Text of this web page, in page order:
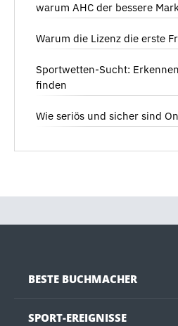
warum AHC der bessere
Warum die Lizenz die erste
Sportwetten-Sucht:
finden
Wie seriös und sicher sind
BESTE BUCHMACHER
SPORT-EREIGNISSE